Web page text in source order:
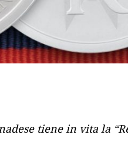
tiene in vita la